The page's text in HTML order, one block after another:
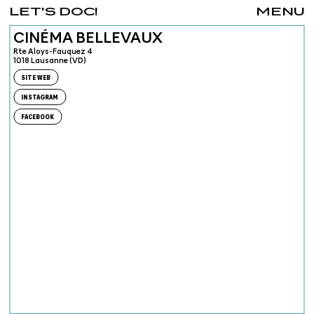
MENU
LET'S DOC!
CINÉMA BELLEVAUX
Rte Aloys-Fauquez 4
1018 Lausanne (VD)
SITE WEB
INSTAGRAM
FACEBOOK